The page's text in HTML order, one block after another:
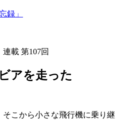
録」
載 第107回
アを走った
こから小さな飛行機に乗り継